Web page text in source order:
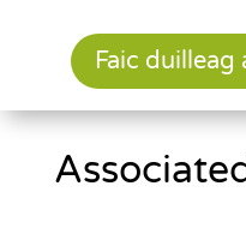
Faic